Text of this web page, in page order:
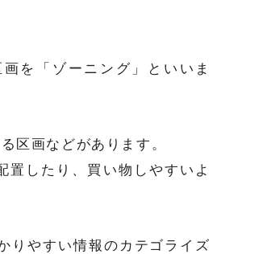
を「ゾーニング」といいま
区画などがあります。
したり、買い物しやすいよ
りやすい情報のカテゴライズ